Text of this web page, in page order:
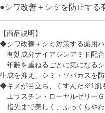
●シワ改善＋シミを防止する
【商品説明】
◆シワ改善＋シミ対策する薬用
有効成分ナイアシンアミド配合
年齢を重ねるごとに気になる
生成を抑え、シミ・ソバカスを防
◆キメが目立ち、くすんだ※1肌
エラスチン・ローヤルゼリー
指先まで美しく、ふっくらや